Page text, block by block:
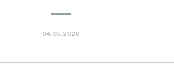
04.05.2020